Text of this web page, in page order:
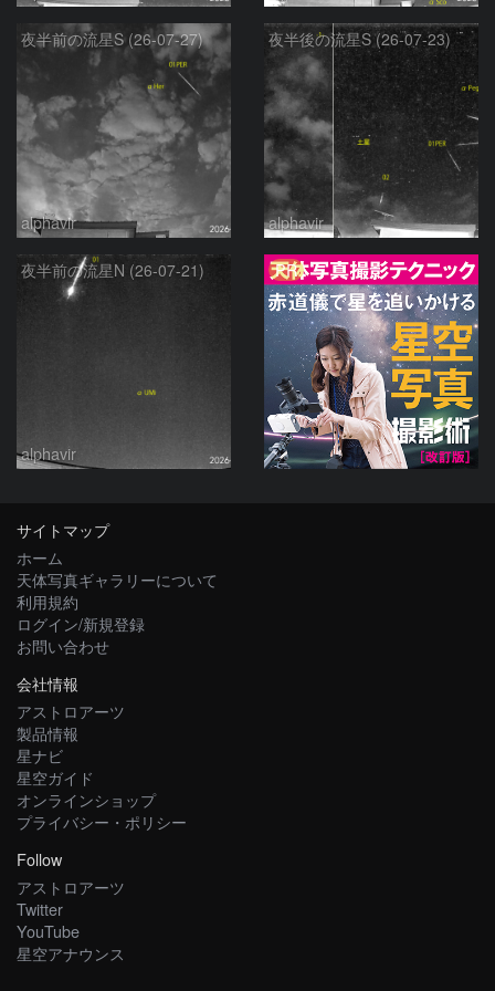
夜半前の流星S (26-07-27)
alphavir
夜半後の流星S (26-07-23)
alphavir
夜半前の流星N (26-07-21)
alphavir
PR
サイトマップ
ホーム
天体写真ギャラリーについて
利用規約
ログイン/新規登録
お問い合わせ
会社情報
アストロアーツ
製品情報
星ナビ
星空ガイド
オンラインショップ
プライバシー・ポリシー
Follow
アストロアーツ
Twitter
YouTube
星空アナウンス